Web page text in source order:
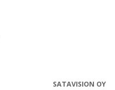
SATAVISION OY